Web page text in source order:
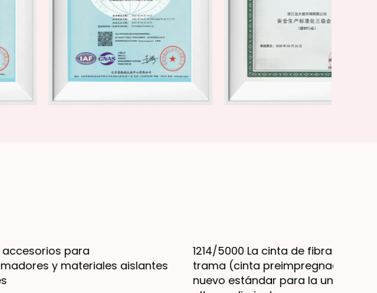
aislantes
1214/5000 La cinta de fibra de vidrio sin
trama (cinta preimpregnada) define un
nuevo estándar para la unión aislante de